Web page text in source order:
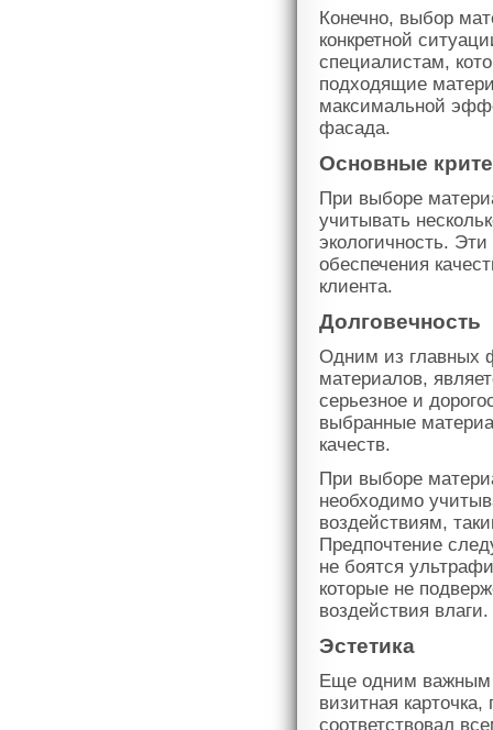
Конечно, выбор
конкретной
специалистам,
подходящие
максимальной
фасада.
Основные
При выборе
учитывать
экологичность.
обеспечения
клиента.
Долговечность
Одним из главных
материалов,
серьезное и
выбранные
качеств.
При выборе
необходимо
воздействиям,
Предпочтение
не боятся
которые не
воздействия влаги.
Эстетика
Еще одним важным
визитная
соответствовал